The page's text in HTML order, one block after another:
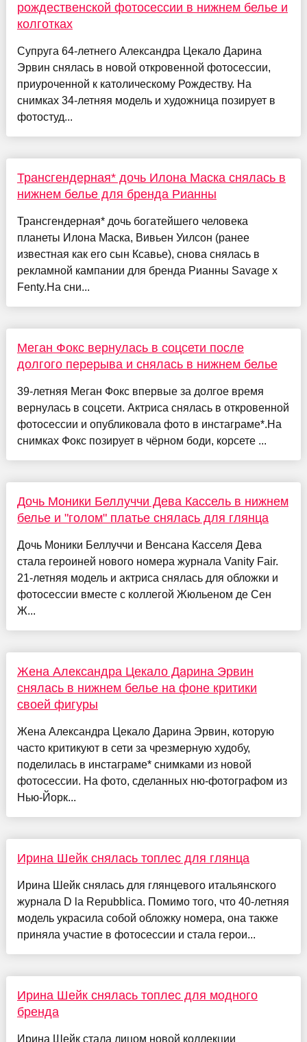
рождественской фотосессии в нижнем белье и
колготках
Супруга 64-летнего Александра Цекало Дарина
Эрвин снялась в новой откровенной фотосессии,
приуроченной к католическому Рождеству. На
снимках 34-летняя модель и художница позирует в
фотостуд...
Трансгендерная* дочь Илона Маска снялась в
нижнем белье для бренда Рианны
Трансгендерная* дочь богатейшего человека
планеты Илона Маска, Вивьен Уилсон (ранее
известная как его сын Ксавье), снова снялась в
рекламной кампании для бренда Рианны Savage x
Fenty.На сни...
Меган Фокс вернулась в соцсети после
долгого перерыва и снялась в нижнем белье
39-летняя Меган Фокс впервые за долгое время
вернулась в соцсети. Актриса снялась в откровенной
фотосессии и опубликовала фото в инстаграме*.На
снимках Фокс позирует в чёрном боди, корсете ...
Дочь Моники Беллуччи Дева Кассель в нижнем
белье и "голом" платье снялась для глянца
Дочь Моники Беллуччи и Венсана Касселя Дева
стала героиней нового номера журнала Vanity Fair.
21-летняя модель и актриса снялась для обложки и
фотосессии вместе с коллегой Жюльеном де Сен
Ж...
Жена Александра Цекало Дарина Эрвин
снялась в нижнем белье на фоне критики
своей фигуры
Жена Александра Цекало Дарина Эрвин, которую
часто критикуют в сети за чрезмерную худобу,
поделилась в инстаграме* снимками из новой
фотосессии. На фото, сделанных ню-фотографом из
Нью-Йорк...
Ирина Шейк снялась топлес для глянца
Ирина Шейк снялась для глянцевого итальянского
журнала D la Repubblica. Помимо того, что 40-летняя
модель украсила собой обложку номера, она также
приняла участие в фотосессии и стала герои...
Ирина Шейк снялась топлес для модного
бренда
Ирина Шейк стала лицом новой коллекции